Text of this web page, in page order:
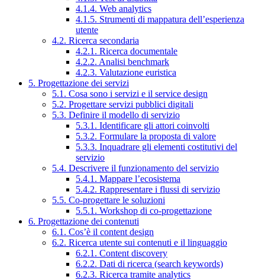
4.1.4. Web analytics
4.1.5. Strumenti di mappatura dell’esperienza
utente
4.2. Ricerca secondaria
4.2.1. Ricerca documentale
4.2.2. Analisi benchmark
4.2.3. Valutazione euristica
5. Progettazione dei servizi
5.1. Cosa sono i servizi e il service design
5.2. Progettare servizi pubblici digitali
5.3. Definire il modello di servizio
5.3.1. Identificare gli attori coinvolti
5.3.2. Formulare la proposta di valore
5.3.3. Inquadrare gli elementi costitutivi del
servizio
5.4. Descrivere il funzionamento del servizio
5.4.1. Mappare l’ecosistema
5.4.2. Rappresentare i flussi di servizio
5.5. Co-progettare le soluzioni
5.5.1. Workshop di co-progettazione
6. Progettazione dei contenuti
6.1. Cos’è il content design
6.2. Ricerca utente sui contenuti e il linguaggio
6.2.1. Content discovery
6.2.2. Dati di ricerca (search keywords)
6.2.3. Ricerca tramite analytics